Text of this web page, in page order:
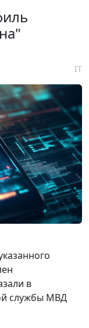
IT
в
службы МВД